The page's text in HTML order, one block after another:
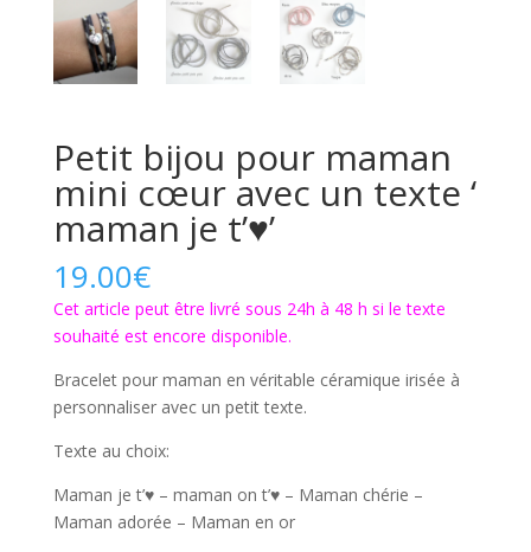
Petit bijou pour maman
mini cœur avec un texte ‘
maman je t’♥’
19.00€
Cet article peut être livré sous 24h à 48 h si le texte
souhaité est encore disponible.
Bracelet pour maman en véritable céramique irisée à
personnaliser avec un petit texte.
Texte au choix:
Maman je t’♥ – maman on t’♥ – Maman chérie –
Maman adorée – Maman en or